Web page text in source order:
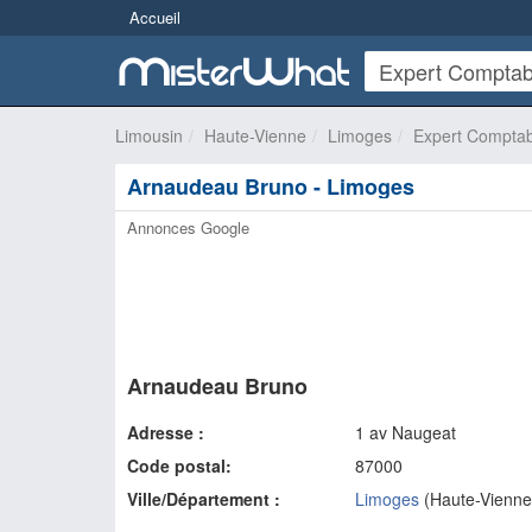
Accueil
Limousin Haute-Vienne Limoges Expert
Arnaudeau Bruno - Limoges
Annonces Google
Arnaudeau Bruno
Adresse :
1 av Naugeat
Code postal:
87000
Ville/Département :
Limoges(Haute-Vienne